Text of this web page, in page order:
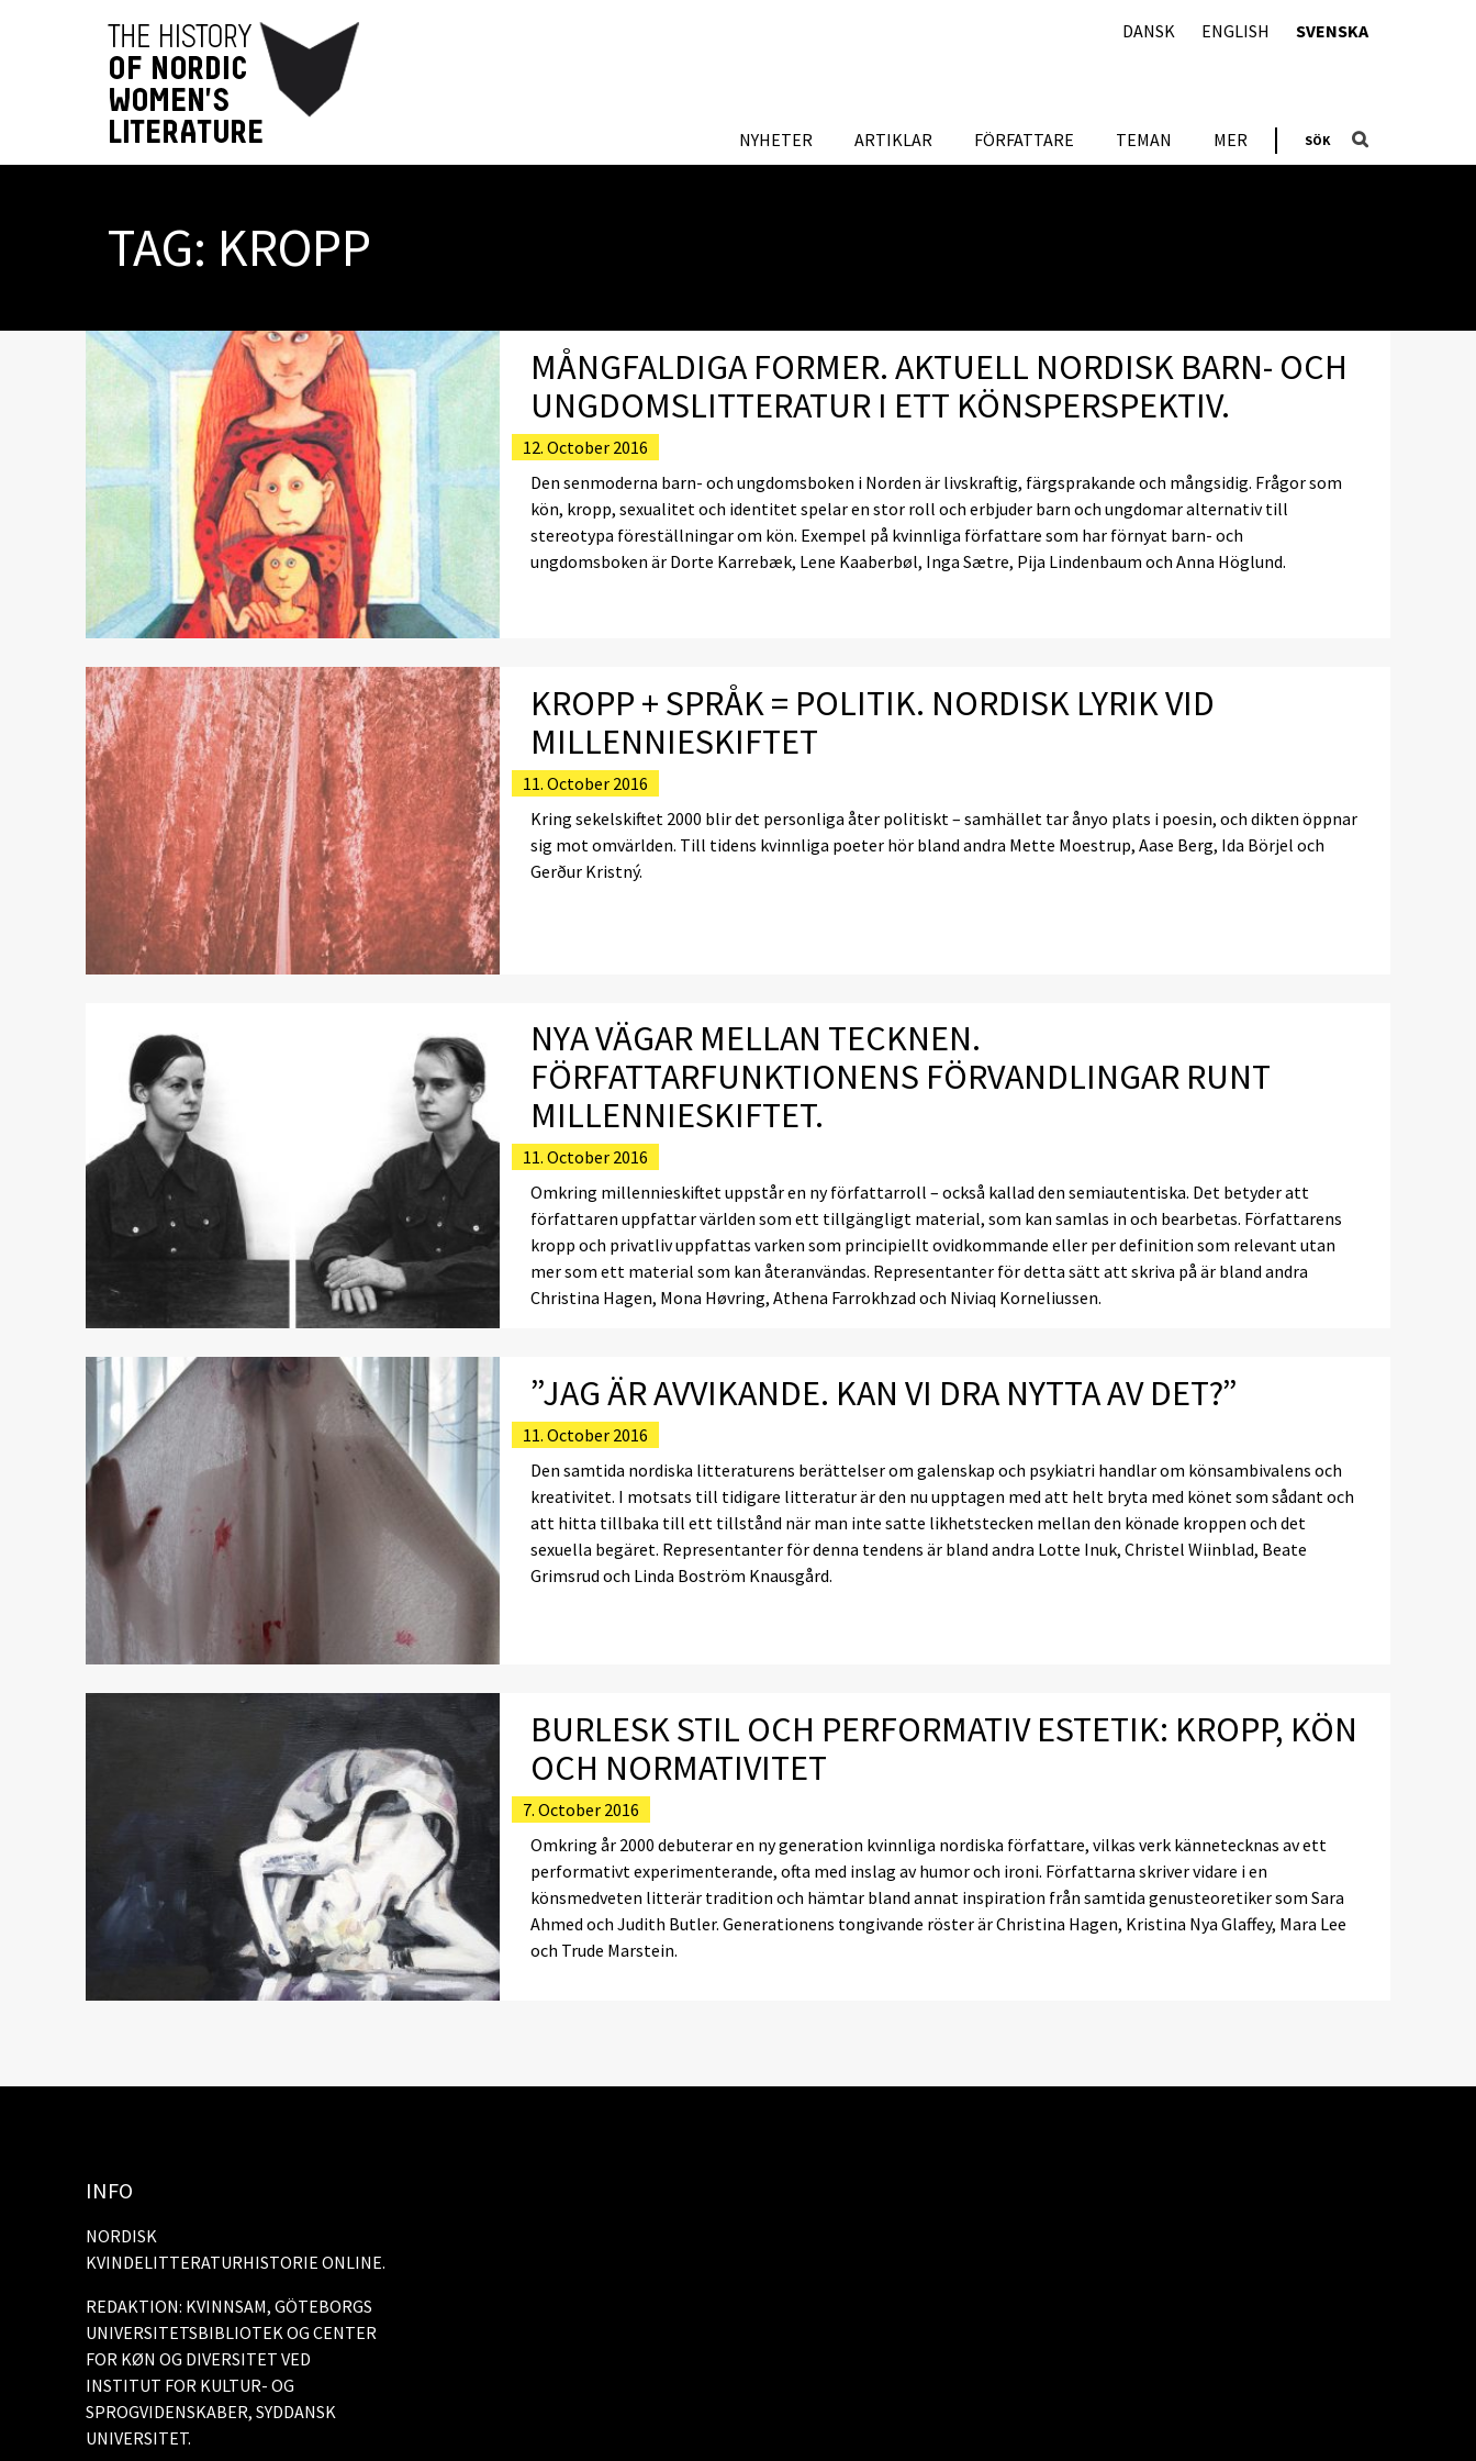
NYHETER ARTIKLAR FÖRFATTARE TEMAN MER SÖK
DANSK ENGLISH SVENSKA
TAG: KROPP
MÅNGFALDIGA FORMER. AKTUELL NORDISK BARN- OCH
UNGDOMSLITTERATUR I ETT KÖNSPERSPEKTIV.
12. October 2016
Den senmoderna barn- och ungdomsboken i Norden är livskraftig, färgsprakande och mångsidig. Frågor som
kön, kropp, sexualitet och identitet spelar en stor roll och erbjuder barn och ungdomar alternativ till
stereotypa föreställningar om kön. Exempel på kvinnliga författare som har förnyat barn- och
ungdomsboken är Dorte Karrebæk, Lene Kaaberbøl, Inga Sætre, Pija Lindenbaum och Anna Höglund.
KROPP + SPRÅK = POLITIK. NORDISK LYRIK VID
MILLENNIESKIFTET
11. October 2016
Kring sekelskiftet 2000 blir det personliga åter politiskt – samhället tar ånyo plats i poesin, och dikten öppnar
sig mot omvärlden. Till tidens kvinnliga poeter hör bland andra Mette Moestrup, Aase Berg, Ida Börjel och
Gerður Kristný.
NYA VÄGAR MELLAN TECKNEN.
FÖRFATTARFUNKTIONENS FÖRVANDLINGAR RUNT
MILLENNIESKIFTET.
11. October 2016
Omkring millennieskiftet uppstår en ny författarroll – också kallad den semiautentiska. Det betyder att
författaren uppfattar världen som ett tillgängligt material, som kan samlas in och bearbetas. Författarens
kropp och privatliv uppfattas varken som principiellt ovidkommande eller per definition som relevant utan
mer som ett material som kan återanvändas. Representanter för detta sätt att skriva på är bland andra
Christina Hagen, Mona Høvring, Athena Farrokhzad och Niviaq Korneliussen.
”JAG ÄR AVVIKANDE. KAN VI DRA NYTTA AV DET?”
11. October 2016
Den samtida nordiska litteraturens berättelser om galenskap och psykiatri handlar om könsambivalens och
kreativitet. I motsats till tidigare litteratur är den nu upptagen med att helt bryta med könet som sådant och
att hitta tillbaka till ett tillstånd när man inte satte likhetstecken mellan den könade kroppen och det
sexuella begäret. Representanter för denna tendens är bland andra Lotte Inuk, Christel Wiinblad, Beate
Grimsrud och Linda Boström Knausgård.
BURLESK STIL OCH PERFORMATIV ESTETIK: KROPP, KÖN
OCH NORMATIVITET
7. October 2016
Omkring år 2000 debuterar en ny generation kvinnliga nordiska författare, vilkas verk kännetecknas av ett
performativt experimenterande, ofta med inslag av humor och ironi. Författarna skriver vidare i en
könsmedveten litterär tradition och hämtar bland annat inspiration från samtida genusteoretiker som Sara
Ahmed och Judith Butler. Generationens tongivande röster är Christina Hagen, Kristina Nya Glaffey, Mara Lee
och Trude Marstein.
INFO
NORDISK
KVINDELITTERATURHISTORIE ONLINE.
REDAKTION: KVINNSAM, GÖTEBORGS
UNIVERSITETSBIBLIOTEK OG CENTER
FOR KØN OG DIVERSITET VED
INSTITUT FOR KULTUR- OG
SPROGVIDENSKABER, SYDDANSK
UNIVERSITET.